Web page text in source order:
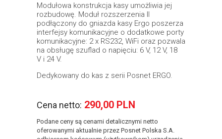
Modułowa konstrukcja kasy umożliwia jej
rozbudowę. Moduł rozszerzenia II
podłączony do gniazda kasy Ergo poszerza
interfejsy komunikacyjne o dodatkowe porty
komunikacyjne: 2 x RS232, WiFi oraz pozwala
na obsługę szuflad o napięciu: 6 V, 12 V, 18
V i 24 V.
Dedykowany do kas z serii Posnet ERGO.
Cena netto: 290,00 PLN
Podane ceny są cenami detalicznymi netto
oferowanymi aktualnie przez Posnet Polska S.A.